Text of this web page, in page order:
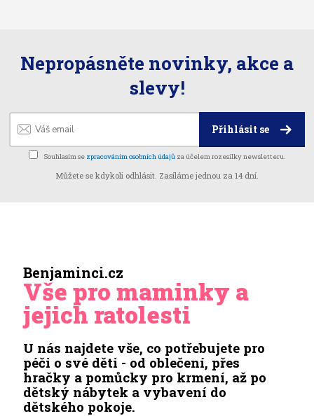
Nepropásněte novinky, akce a
slevy!
Přihlásit se
Souhlasím se zpracováním osobních údajů za účelem rozesílky newsletteru.
Můžete se kdykoli odhlásit. Zasíláme jednou za 14 dní.
Benjaminci.cz
Vše pro maminky a
jejich ratolesti
U nás najdete vše, co potřebujete pro
péči o své děti - od oblečení, přes
hračky a pomůcky pro krmení, až po
dětský nábytek a vybavení do
dětského pokoje.